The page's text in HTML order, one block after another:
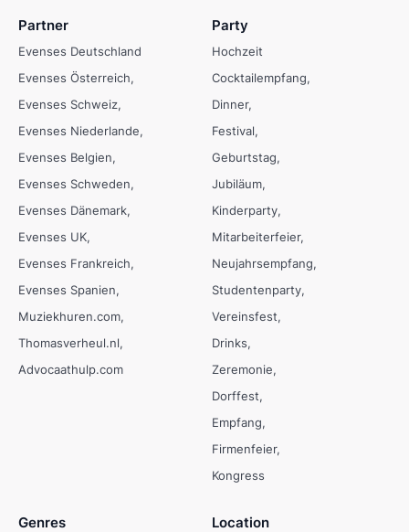
Partner
Evenses Deutschland
Evenses Österreich
Evenses Schweiz
Evenses Niederlande
Evenses Belgien
Evenses Schweden
Evenses Dänemark
Evenses UK
Evenses Frankreich
Evenses Spanien
Muziekhuren.com
Thomasverheul.nl
Advocaathulp.com
Party
Hochzeit
Cocktailempfang
Dinner
Festival
Geburtstag
Jubiläum
Kinderparty
Mitarbeiterfeier
Neujahrsempfang
Studentenparty
Vereinsfest
Drinks
Zeremonie
Dorffest
Empfang
Firmenfeier
Kongress
Genres Location